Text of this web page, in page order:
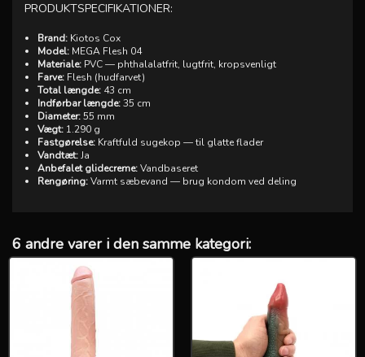
PRODUKTSPECIFIKATIONER:
Brand: Kiotos Cox
Model: MEGA Flesh 04
Materiale: PVC — phthalalatfrit, lugtfrit, kropsvenligt
Farve: Flesh (hudfarvet)
Total længde: 43 cm
Indførbar længde:35 cm
Diameter:55 mm
Vægt: 1.290 g
Fastgørelse: Kraftfuld sugekop — til glatte flader
Vandtæt:Ja
Anbefalet glidecreme:Vandbaseret
Rengøring:Varmt sæbevand — brug kondom ved deling
6 andre varer i den samme kategori: